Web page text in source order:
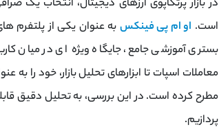
در بازار پرتکاپوی ارزهای دیجیتال، انتخاب یک
است. او ام پی فینکس به ‌عنوان یکی از پلتفرم
بستری آموزشی جامع، جایگاه ویژه‌ ای در میان
معاملات اسپات تا ابزارهای تحلیل بازار، خود را به
مطرح کرده است. در این بررسی، به تحلیل دقیق
پردازیم.